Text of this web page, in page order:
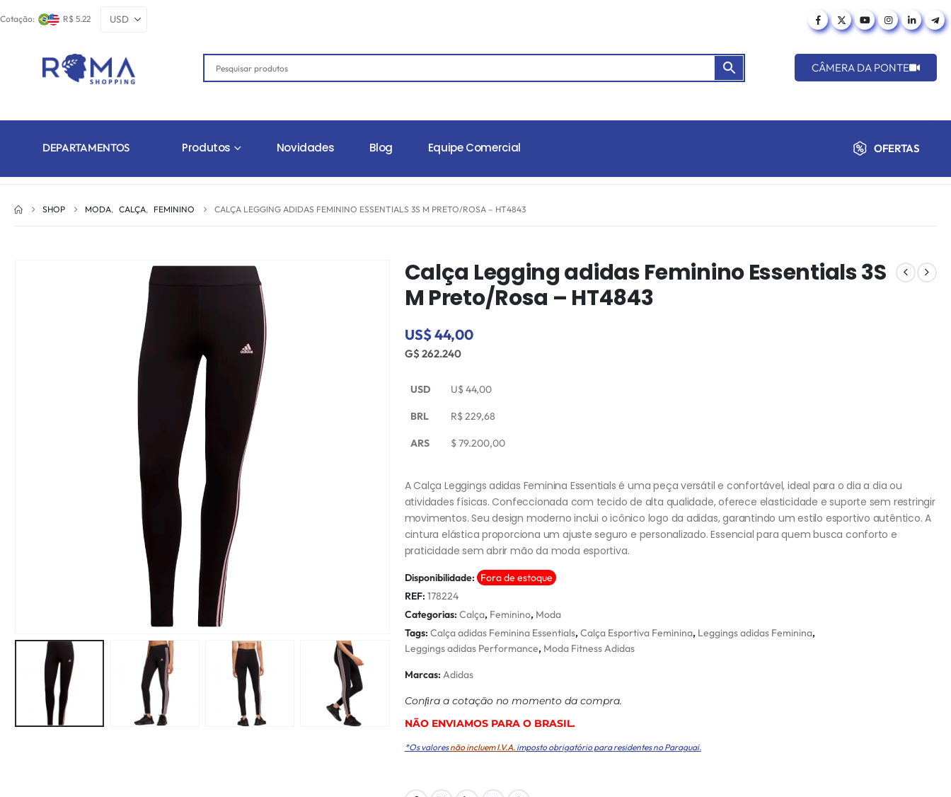
Cotação: R$ 5.22
CÂMERA DA PONTE
DEPARTAMENTOS Produtos Novidades Blog Equipe Comercial OFERTAS
SHOP MODA, CALÇA, FEMININO CALÇA LEGGING ADIDAS FEMININO ESSENTIALS 3S M PRETO/ROSA – HT4843
Calça Legging adidas Feminino Essentials 3S
M Preto/Rosa – HT4843
US$ 44,00
G$ 262.240
USD U$44,00
BRL R$229,68
ARS $79.200,00
A Calça Leggings adidas Feminina Essentials é uma peça versátil e confortável, ideal para o dia a dia ou
atividades físicas. Confeccionada com tecido de alta qualidade, oferece elasticidade e suporte sem restringir
movimentos. Seu design moderno inclui o icônico logo da adidas, garantindo um estilo esportivo autêntico. A
cintura elástica proporciona um ajuste seguro e personalizado. Essencial para quem busca conforto e
praticidade sem abrir mão da moda esportiva.
Disponibilidade: Fora de estoque
REF: 178224
Categorias: Calça, Feminino, Moda
Tags: Calça adidas Feminina Essentials,Calça Esportiva Feminina, Leggings adidas Feminina,
Leggings adidas Performance, Moda Fitness Adidas
Marcas: Adidas
Conﬁra a cotação no momento da compra.
NÃO ENVIAMOS PARA O BRASIL.
*Os valoresnão incluem I.V.A. imposto obrigatório para residentes no Paraguai.